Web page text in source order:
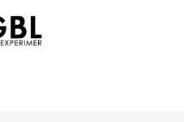
PRINCIPAL